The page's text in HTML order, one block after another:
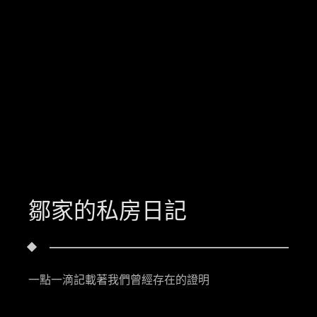
鄒家的私房日記
一點一滴記載著我們曾經存在的證明